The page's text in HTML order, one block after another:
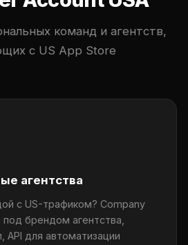
команд и агентств,
с US App Store
агентства
с US-трафиком? Company
брендом агентства,
API для автоматизации